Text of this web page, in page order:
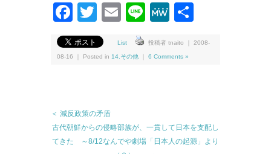
Facebook
Twitter
Email
LineMeWe
List 投稿者 tnaito ｜ 2008-
08-16 ｜ Posted in 14.その他 6 Comments »
＜ 減反政策の矛盾
古代朝鮮からの侵略部族が、一貫して日本を支配し
てきた ～8/12なんでや劇場「日本人の起源」より